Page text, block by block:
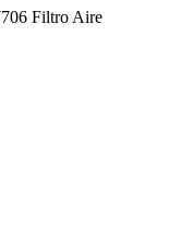
Filtro Aire